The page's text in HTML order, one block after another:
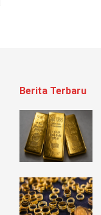
Berita Terbaru